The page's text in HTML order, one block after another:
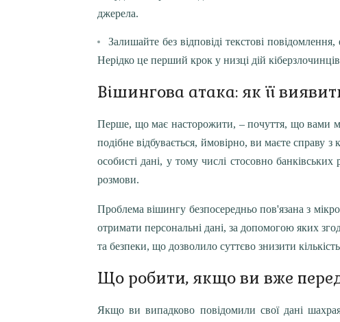
джерела.
Залишайте без відповіді текстові
Нерідко це перший крок у низці дій
Вішингова атака: як її
Перше, що має насторожити, – почуття, що вами
подібне відбувається, ймовірно, ви маєте справу
особисті дані, у тому числі стосовно
розмови.
Проблема вішингу безпосередньо пов'язана з
отримати персональні дані, за допомогою яких
та безпеки, що дозволило суттєво знизити
Що робити, якщо ви вже
Якщо ви випадково повідомили свої дані